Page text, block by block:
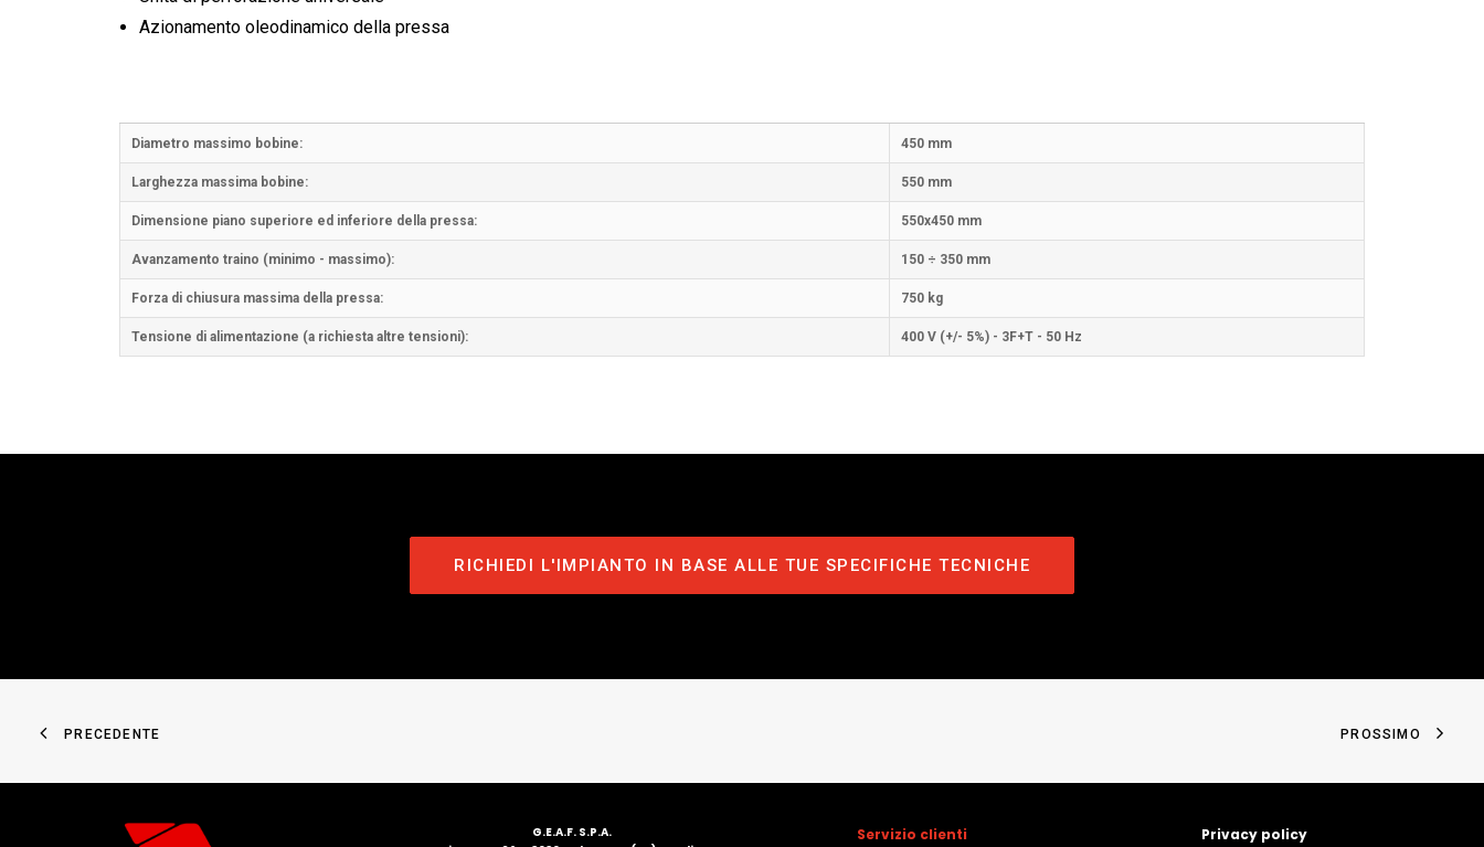
Azionamento oleodinamico della pressa
Diametro massimo bobine: 450 mm
Larghezza massima bobine: 550 mm
Dimensione piano superiore ed inferiore della pressa: 550x450 mm
Avanzamento traino (minimo - massimo): 150 ÷ 350 mm
Forza di chiusura massima della pressa: 750 kg
Tensione di alimentazione (a richiesta altre tensioni): 400 V (+/- 5%) - 3F+T - 50 Hz
RICHIEDI L'IMPIANTO IN BASE ALLE TUE SPECIFICHE TECNICHE
PRECEDENTE PROSSIMO
G.E.A.F. S.P.A.
Servizio clienti Privacy policy